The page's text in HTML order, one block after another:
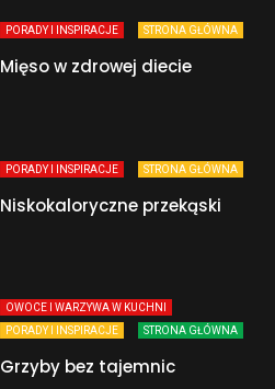
PORADY I INSPIRACJE STRONA GŁÓWNA
Mięso w zdrowej diecie
PORADY I INSPIRACJE STRONA GŁÓWNA
Niskokaloryczne przekąski
OWOCE I WARZYWA W KUCHNI
PORADY I INSPIRACJE
STRONA GŁÓWNA
Grzyby bez tajemnic